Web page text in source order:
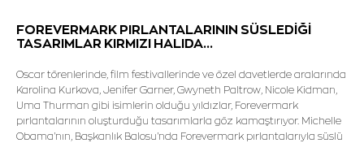
FOREVERMARK PIRLANTALARININ SÜSLEDİĞİ
TASARIMLAR KIRMIZI HALIDA...
Oscar törenlerinde, film festivallerinde ve özel davetlerde aralarında
Karolina Kurkova, Jenifer Garner, Gwyneth Paltrow, Nicole Kidman,
Uma Thurman gibi isimlerin olduğu yıldızlar, Forevermark
pırlantalarının oluşturduğu tasarımlarla göz kamaştırıyor. Michelle
Obama'nın, Başkanlık Balosu'nda Forevermark pırlantalarıyla süslü